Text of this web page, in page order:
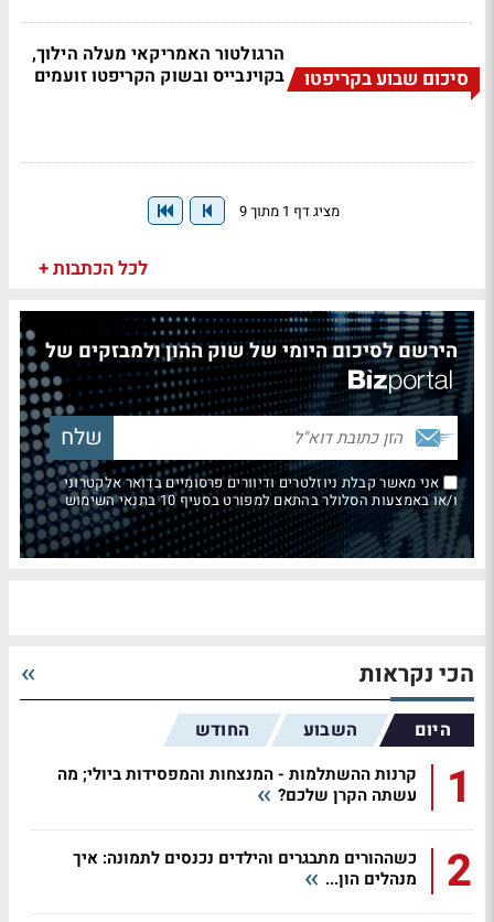
סיכום שבוע בקריפטו
הרגולטור האמריקאי מעלה הילוך,
בקוינבייס ובשוק הקריפטו זועמים
מציג דף 1 מתוך 9
לכל הכתבות +
הירשם לסיכום היומי של שוק ההון ולמבזקים של
אני מאשר קבלת ניוזלטרים ודיוורים פרסומיים בדואר אלקטרוני
ו/או באמצעות הסלולר בהתאם למפורט בסעיף 10 בתנאי השימוש
הכי נקראות
היום השבוע החודש
1
קרנות ההשתלמות - המנצחות והמפסידות ביולי; מה
עשתה הקרן שלכם?
2
כשההורים מתבגרים והילדים נכנסים לתמונה: איך
מנהלים הון...